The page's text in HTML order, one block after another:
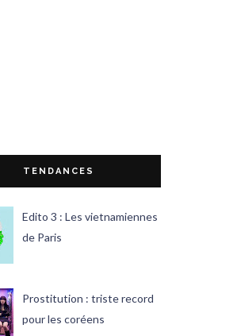
TENDANCES
Edito 3 : Les vietnamiennes
de Paris
Prostitution : triste record
pour les coréens